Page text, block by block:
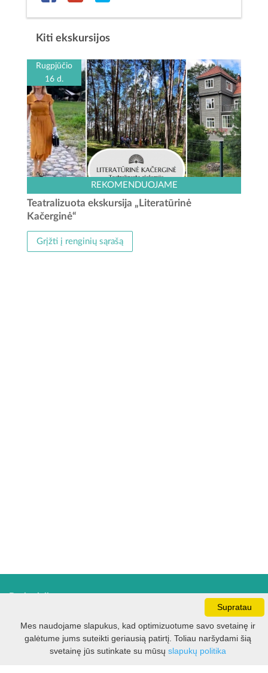
Kiti ekskursijos
Rugpjūčio
16 d.
Leiskitės į kelionę laiku ir atraskite elegantiškas vilas bei
tyliai saugomas Kačerginės kurorto paslaptis! Iškalbinga,
visada puikia nuotaika spinduliuojanti ponia Adelė labai...
REKOMENDUOJAME
Teatralizuota ekskursija „Literatūrinė
Kačerginė“
Grįžti į renginių sąrašą
VI -VII 10.00 - 16.00 val.
Supratau
Mes naudojame slapukus, kad optimizuotume savo svetainę ir
galėtume jums suteikti geriausią patirtį. Toliau naršydami šią
svetainę jūs sutinkate su mūsų slapukų politika